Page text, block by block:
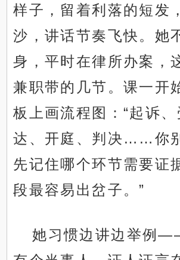
样子，留着利落的短发
沙，讲话节奏飞快。她
身，平时在律所办案，
兼职带的几节。课一开
板上画流程图：“起诉、
达、开庭、判决……你
先记住哪个环节需要证
段最容易出岔子。”
她习惯边讲边举例